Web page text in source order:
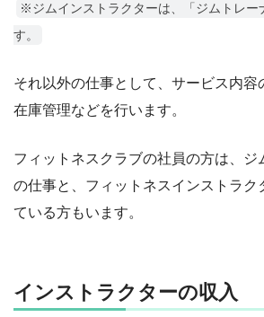
※ジムインストラクターは、「ジムトレー
す。
それ以外の仕事として、サービス内容
在庫管理などを行います。
フィットネスクラブの社員の方は、ジ
の仕事と、フィットネスインストラク
ている方もいます。
インストラクターの収入